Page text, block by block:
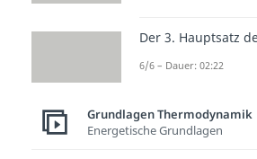
Der 3. Hauptsatz
6/6 – Dauer: 02:22
Grundlagen Thermodynamik
Energetische Grundlagen